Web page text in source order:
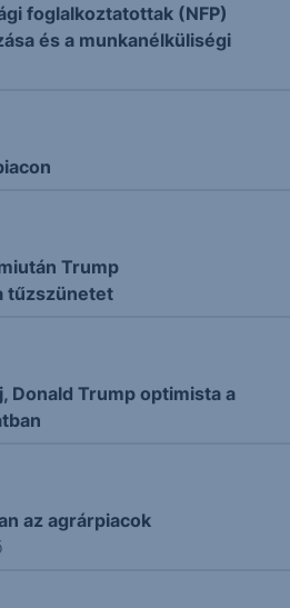
foglalkoztatottak (NFP)
és a munkanélküliségi
Trump
tűzszünetet
Donald Trump optimista a
az agrárpiacok